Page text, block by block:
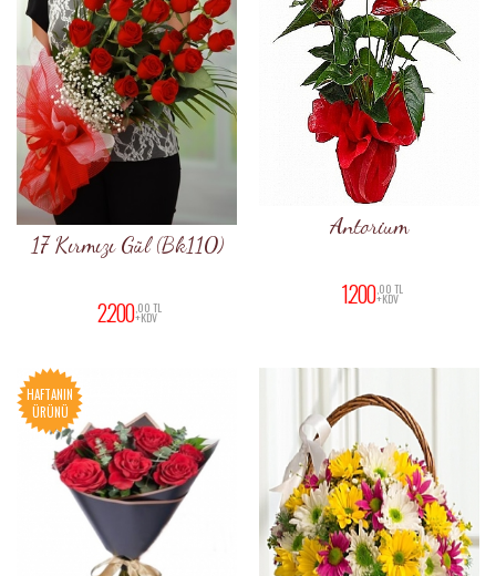
17 Kırmızı Gül (Bk110)
2.200,00 TL
+KDV
Antorium
1.200,00 TL
+KDV
HAFTANIN
ÜRÜNÜ